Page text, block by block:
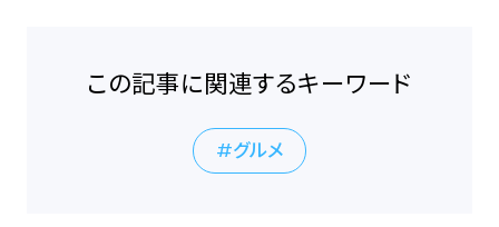
この記事に関連するキーワード
グルメ